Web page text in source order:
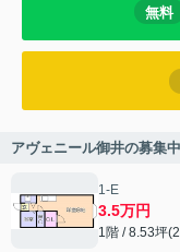
無料
アヴェニール御井の募集
1-E
3.5万円
1階 / 8.53坪